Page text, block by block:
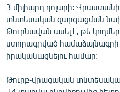
Հայերեն
English
Русский
ՀԵՏԵՎԵՔ ՄԵԶ
3 միլիարդ դոլարի: Վրաստանի
տնտեսական զարգացման
Թուրնավան ասել է, թե
ստորագրված համաձայնագրի
իրականացնելու համար:
Թուրք-վրացական